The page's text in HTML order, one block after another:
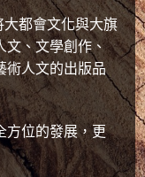
都會文化與大旗
文、文學創作、
術人文的出版品
方位的發展，更